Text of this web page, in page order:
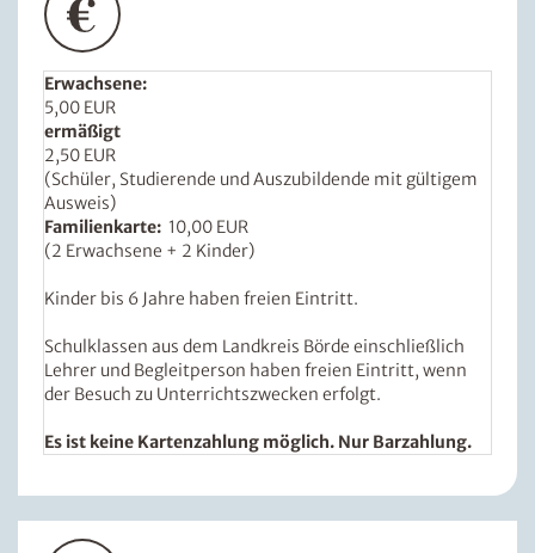
Erwachsene:
5,00 EUR
ermäßigt
2,50 EUR
(Schüler, Studierende und Auszubildende mit gültigem
Ausweis)
Familienkarte: 10,00 EUR
(2 Erwachsene + 2 Kinder)
Kinder bis 6 Jahre haben freien Eintritt.
Schulklassen aus dem Landkreis Börde einschließlich
Lehrer und Begleitperson haben freien Eintritt, wenn
der Besuch zu Unterrichtszwecken erfolgt.
Es ist keine Kartenzahlung möglich. Nur Barzahlung.